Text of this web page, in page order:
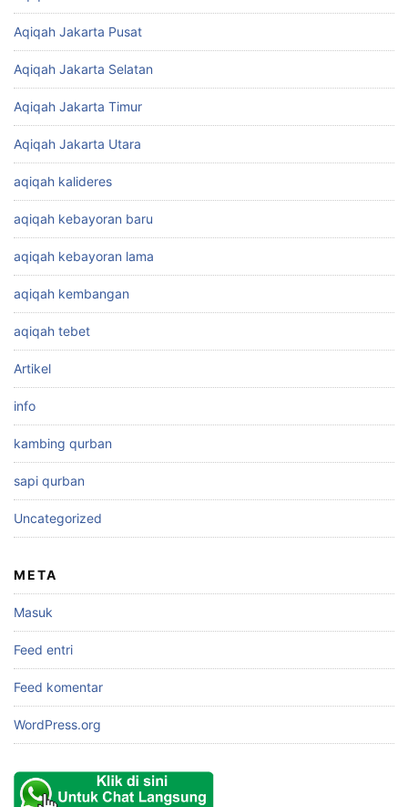
Aqiqah Jakarta Pusat
Aqiqah Jakarta Selatan
Aqiqah Jakarta Timur
Aqiqah Jakarta Utara
aqiqah kalideres
aqiqah kebayoran baru
aqiqah kebayoran lama
aqiqah kembangan
aqiqah tebet
Artikel
info
kambing qurban
sapi qurban
Uncategorized
META
Masuk
Feed entri
Feed komentar
WordPress.org